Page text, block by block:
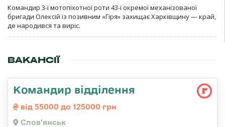
Командир 3-ї мотопіхотної роти 43-ї окремої механізованої
бригади Олексій із позивним «Гіря» захищає Харківщину — край,
де народився та виріс.
ВАКАНСІЇ
Командир відділення
від 55000 до 125000 грн
Слов'янськ